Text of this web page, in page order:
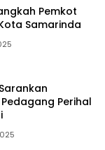
Pemkot
Samarinda
Perihal